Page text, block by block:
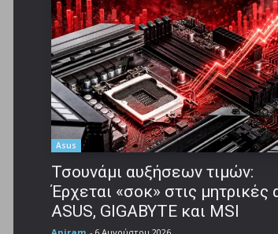
Asus
Τσουνάμι αυξήσεων τιμών:
Έρχεται «σοκ» στις μητρικές
ASUS, GIGABYTE και MSI